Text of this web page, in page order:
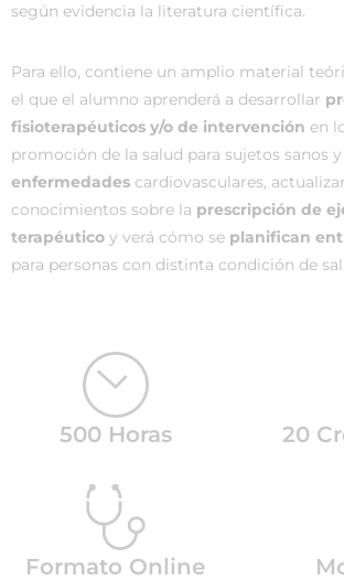
según evidencia la literatura científica.
Para ello, contiene un amplio material
el que el alumno aprenderá a desarrollar
fisioterapéuticos y/o de intervención en
promoción de la salud para sujetos sanos y
enfermedades cardiovasculares,
conocimientos sobre la prescripción de
terapéutico y verá cómo se planifican
para personas con distinta condición de
500 Horas 20
Formato Online